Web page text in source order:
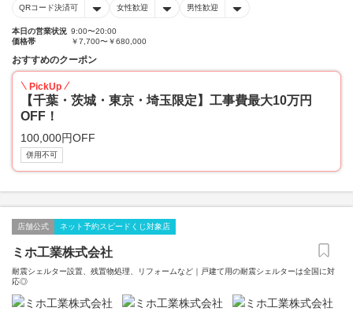
QRコード決済可 女性歓迎 男性歓迎
本日の営業状況 9:00〜20:00
価格帯
￥7,700〜￥680,000
おすすめのクーポン
PickUp
【千葉・茨城・東京・埼玉限定】工事費最大10万円
OFF！
100,000円OFF
併用不可
店舗公式 ネット予約スピードくじ対象店
ミホ工業株式会社
耐震シェルター設置、残置物処理、リフォームなど｜戸建て用の耐震シェルターは全国に対
応◎